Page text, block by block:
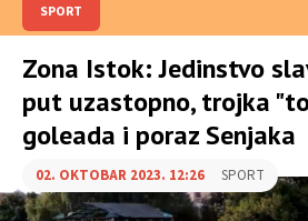
SPORT
Zona Istok: Jedinstvo
put uzastopno, trojka
goleada i poraz Senjaka
02. OKTOBAR 2023. 12:26 SPORT